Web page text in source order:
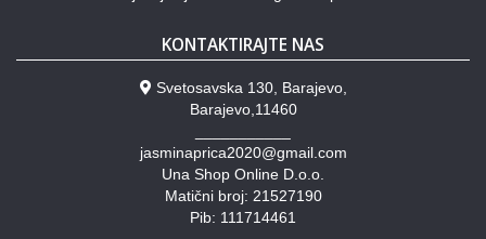
KONTAKTIRAJTE NAS
Svetosavska 130, Barajevo,
Barajevo,11460
jasminaprica2020@gmail.com
Una Shop Online D.o.o.
Matični broj: 21527190
Pib: 111714461